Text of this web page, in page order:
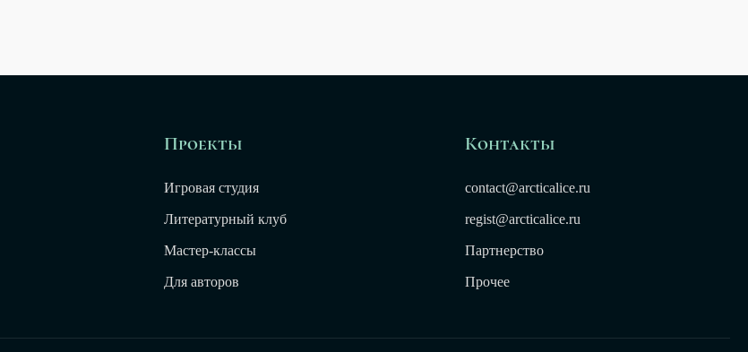
Проекты
Игровая студия
Литературный клуб
Мастер-классы
Для авторов
Контакты
contact@arcticalice.ru
regist@arcticalice.ru
Партнерство
Прочее